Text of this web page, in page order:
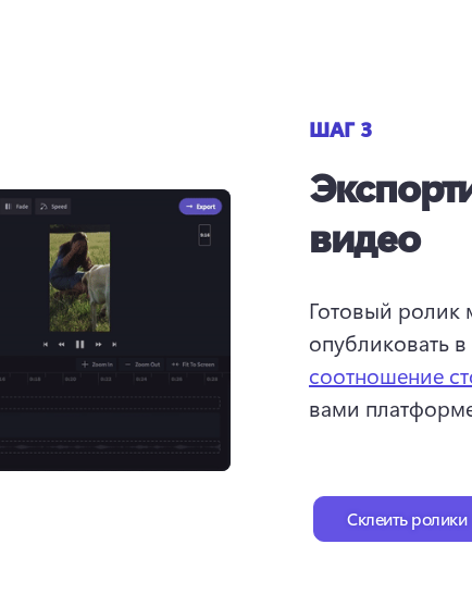
ШАГ 3
видео
Готовый ролик
опубликовать
соотношение
вами
Склеить ролики